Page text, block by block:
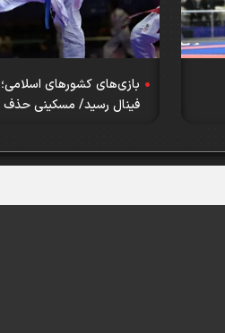
بازی‌های کشورهای اسلامی؛
فینال رسید/ مسکینی